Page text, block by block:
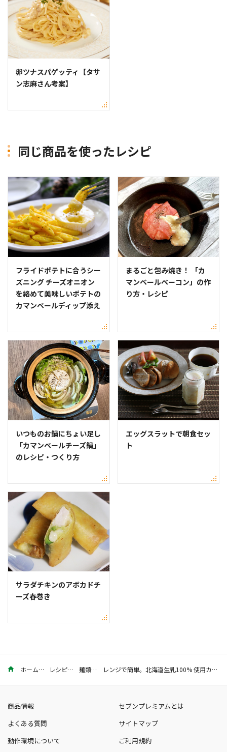
卵ツナスパゲッティ【タサ
ン志麻さん考案】
同じ商品を使ったレシピ
フライドポテトに合うシー
ズニング チーズオニオン
を絡めて美味しいポテトの
カマンベールディップ添え
まるごと包み焼き！ 「カ
マンベールベーコン」の作
り方・レシピ
いつものお鍋にちょい足し
「カマンベールチーズ鍋」
のレシピ・つくり方
エッグスラットで朝食セッ
ト
サラダチキンのアボカドチ
ーズ春巻き
ホーム レシピ 麺類 レンジで簡単。北海道生乳100% 使用カマンベールで濃厚チーズパスタ
商品情報
セブンプレミアムとは
よくある質問
サイトマップ
動作環境について
ご利用規約